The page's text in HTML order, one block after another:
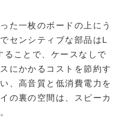
た一枚のボードの上にう
センシティブな部品はL
ることで、ケースなしで
にかかるコストを節約す
、高音質と低消費電力を
の裏の空間は、スピーカ